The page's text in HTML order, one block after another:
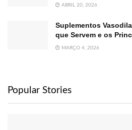
ABRIL 20, 2026
Suplementos
que Servem e os
MARÇO 4, 2026
Popular Stories